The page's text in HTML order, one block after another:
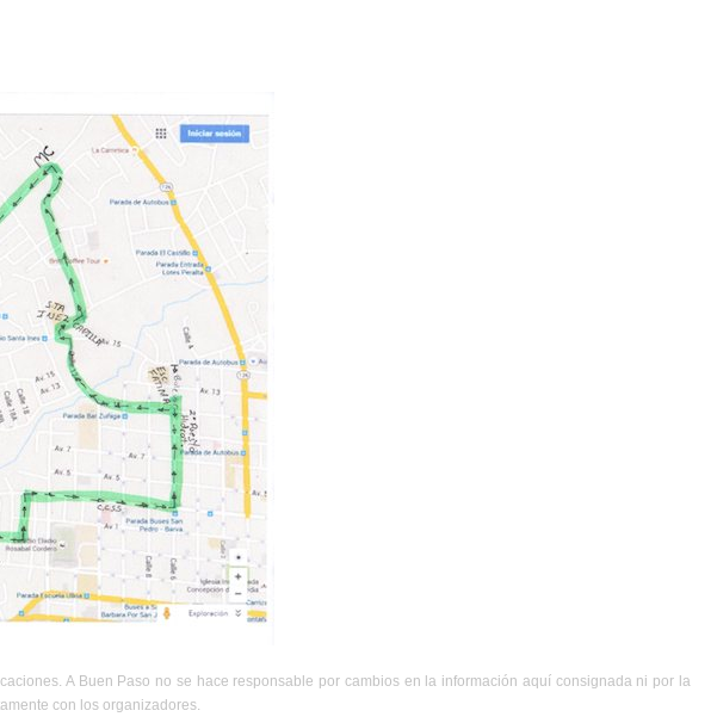
A Buen Paso no se hace responsable por cambios en la información aquí consignada ni por la
con los organizadores.